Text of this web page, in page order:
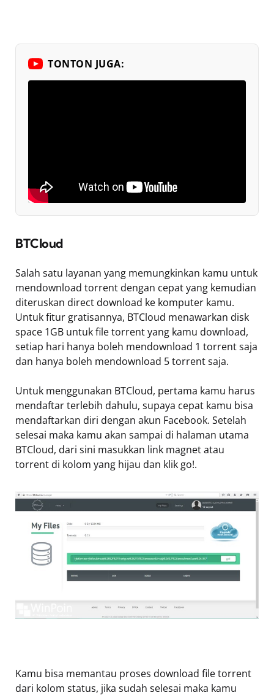
TONTON JUGA:
BTCloud
Salah satu layanan yang memungkinkan kamu untuk
mendownload torrent dengan cepat yang kemudian
diteruskan direct download ke komputer kamu.
Untuk fitur gratisannya, BTCloud menawarkan disk
space 1GB untuk file torrent yang kamu download,
setiap hari hanya boleh mendownload 1 torrent saja
dan hanya boleh mendownload 5 torrent saja.
Untuk menggunakan BTCloud, pertama kamu harus
mendaftar terlebih dahulu, supaya cepat kamu bisa
mendaftarkan diri dengan akun Facebook. Setelah
selesai maka kamu akan sampai di halaman utama
BTCloud, dari sini masukkan link magnet atau
torrent di kolom yang hijau dan klik go!.
Kamu bisa memantau proses download file torrent
dari kolom status, jika sudah selesai maka kamu